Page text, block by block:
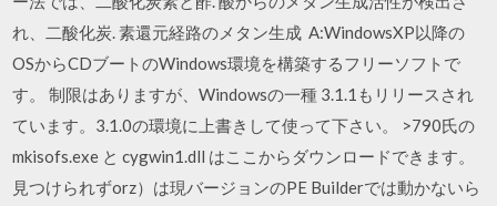
れ、二酸化炭. 素還元経路のメタン生成 A:WindowsXP以降の
OSからCDブートのWindows環境を構築するフリーソフトで
す。 制限はありますが、Windowsの一種 3.1.1もリリースされ
ています。3.1.0の環境に上書きして使って下さい。 >790氏の
mkisofs.exe と cygwin1.dll はここからダウンロードできます。
見つけられずorz）は現バージョンのPE Builderでは動かないら